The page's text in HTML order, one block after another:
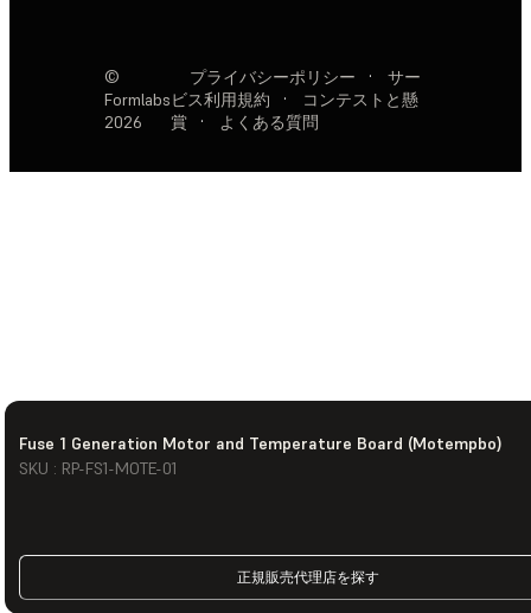
Fuse 1 Generation Motor and Temperature Board (Motempbo)
SKU : RP-FS1-MOTE-01
正規販売代理店を探す
©
Formlabs
2026
プライバシーポリシー ·
サー
ビス利用規約
·
コンテストと懸
賞
· よくある質問